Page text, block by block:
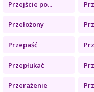
Przejście po...
Przełożony
Przepaść
Przepłukać
Przerażenie